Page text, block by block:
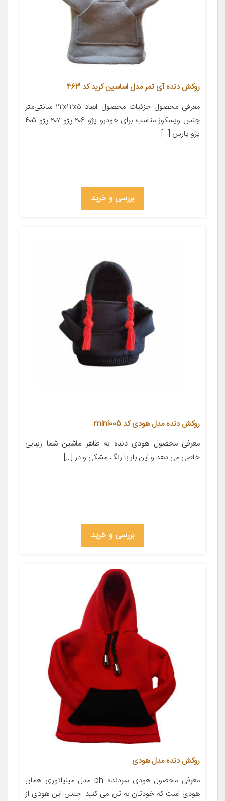
روکش دنده آی تمر مدل اساسین کرید کد 463
معرفی محصول جزئیات محصول ابعاد ۲۲x۱۲x۵ سانتی‌متر
جنس ویسکوز مناسب برای خودرو پژو ۲۰۶ پژو ۲۰۷ پژو ۴۰۵
پژو پارس […]
بررسی و خرید
روکش دنده مدل هودی کد mini005
معرفی محصول هودی دنده به ظاهر ماشین شما زیبایی
خاصی می دهد و این بار با رنگ مشکی و در […]
بررسی و خرید
روکش دنده مدل هودی
معرفی محصول هودی سردنده ph مدل مینیاتوری همان
هودی است که خودتان به تن می کنید. جنس این هودی از